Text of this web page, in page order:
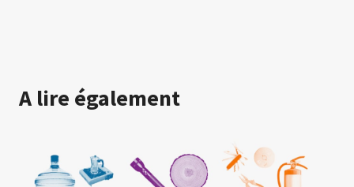
A lire également